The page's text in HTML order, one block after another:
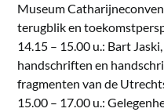
Museum
terugblik en
14.15 – 15.00 u.: Bart
handschriften en
fragmenten van de
15.00 – 17.00 u.: